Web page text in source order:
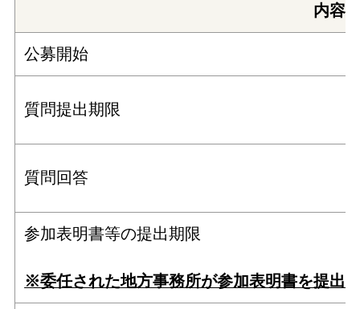
内容
公募開始
質問提出期限
質問回答
参加表明書等の提出期限
※委任された地方事務所が参加表明書を提出